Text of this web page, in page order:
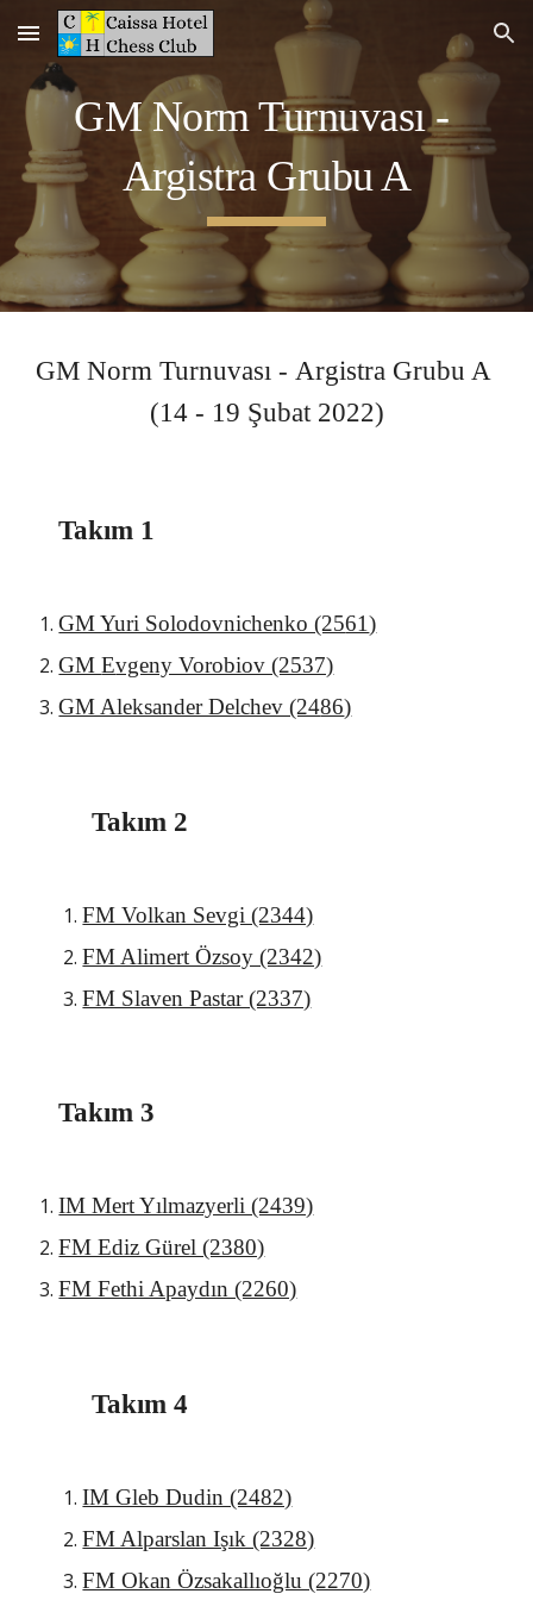
Skip to main content Skip to navigation
GM Norm Turnuvası -
Argistra Grubu A
GM Norm Turnuvası - Argistra Grubu A
(14 - 19 Şubat 2022)
Takım 1
GM Yuri Solodovnichenko (2561)
GM Evgeny Vorobiov (2537)
GM Aleksander Delchev (2486)
Takım 2
FM Volkan Sevgi (2344)
FM Alimert Özsoy (2342)
FM Slaven Pastar (2337)
Takım 3
IM Mert Yılmazyerli (2439)
FM Ediz Gürel (2380)
FM Fethi Apaydın (2260)
Takım 4
IM Gleb Dudin (2482)
FM Alparslan Işık (2328)
FM Okan Özsakallıoğlu (2270)